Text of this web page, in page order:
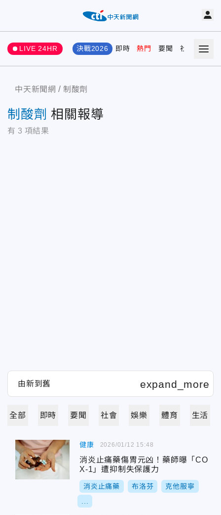
LIVE 24HR 決戰2026 即時 熱門 要聞 社會 娛樂
中天新聞網 制酸劑
制酸劑 相關報導
有 3 項結果
全部 即時 要聞 社會 娛樂 體育 生活
健康
消炎止痛藥傷胃元凶！藥師曝「CO
X-1」遭抑制失保護力
消炎止痛藥 布洛芬 克他服寧
2026/01/12 15:48